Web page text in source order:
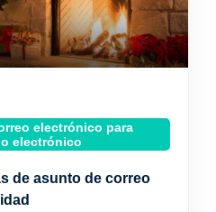
electrónico para
electrónico
de asunto de correo